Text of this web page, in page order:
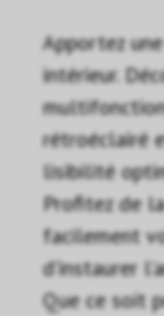
Apportez
intérieur.
rétroéclairé
lisibilité
Profitez de
facilement
d’instaurer
Que ce soit